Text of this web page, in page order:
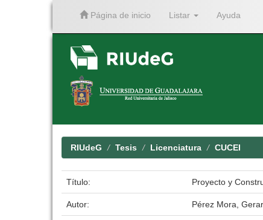
Página de inicio Listar Ayuda
RIUdeG Tesis Licenciatura CUCEI
Título: Proyecto y
Autor: Pérez Mora,